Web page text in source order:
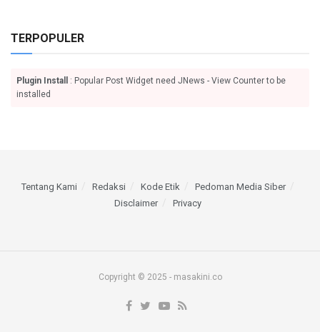
TERPOPULER
Plugin Install
: Popular Post Widget need JNews - View Counter to be
installed
Tentang Kami Redaksi Kode Etik
Pedoman Media Siber
Disclaimer
Privacy
Copyright © 2025 - masakini.co